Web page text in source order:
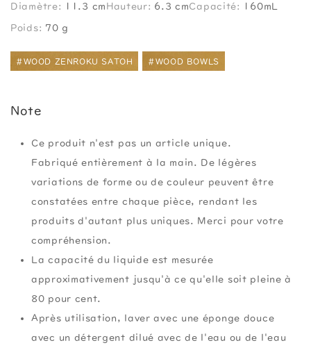
Diamètre: 11.3 cm Hauteur: 6.3 cmCapacité: 160mL
Poids: 70 g
#WOOD ZENROKU SATOH #WOOD BOWLS
Note
Ce produit n'est pas un article unique.
Fabriqué entièrement à la main. De légères
variations de forme ou de couleur peuvent être
constatées entre chaque pièce, rendant les
produits d'autant plus uniques. Merci pour votre
compréhension.
La capacité du liquide est mesurée
approximativement jusqu'à ce qu'elle soit pleine à
80 pour cent.
Après utilisation, laver avec une éponge douce
avec un détergent dilué avec de l'eau ou de l'eau